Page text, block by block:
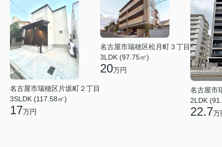
名古屋市瑞穂区片坂町２丁目
3SLDK (117.58㎡)
17万円
名古屋市瑞穂区松月町３丁目
3LDK (97.75㎡)
20万円
名古屋市
2LDK
22.7万